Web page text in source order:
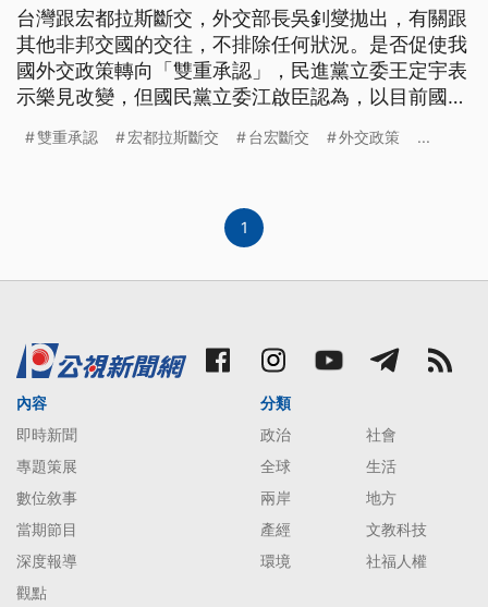
台灣跟宏都拉斯斷交，外交部長吳釗燮拋出，有關跟
其他非邦交國的交往，不排除任何狀況。是否促使我
國外交政策轉向「雙重承認」，民進黨立委王定宇表
示樂見改變，但國民黨立委江啟臣認為，以目前國際
兩韓模式，建議政府可以嘗試直球對決，跟對岸把話
雙重承認 宏都拉斯斷交 台宏斷交 外交政策 ...
1
內容
即時新聞
專題策展
數位敘事
當期節目
深度報導
觀點
分類
政治
社會
全球
生活
兩岸
地方
產經
文教科技
環境
社福人權